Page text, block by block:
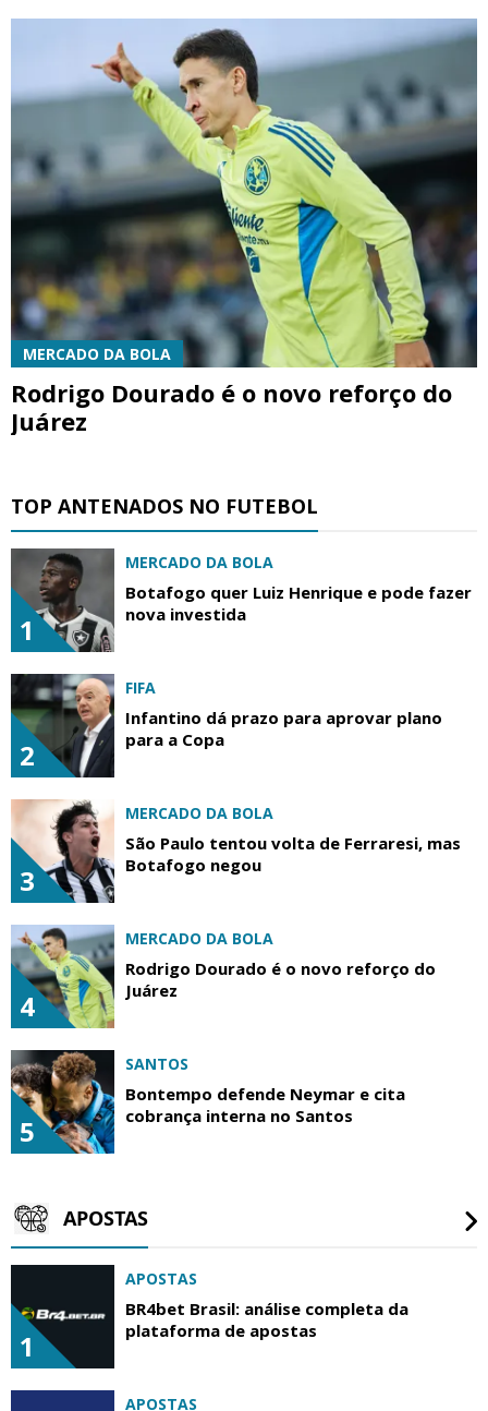
MERCADO DA BOLA
Rodrigo Dourado é o novo reforço do
Juárez
TOP ANTENADOS NO FUTEBOL
1
MERCADO DA BOLA
Botafogo quer Luiz Henrique e pode fazer
nova investida
2
FIFA
Infantino dá prazo para aprovar plano
para a Copa
3
MERCADO DA BOLA
São Paulo tentou volta de Ferraresi, mas
Botafogo negou
4
MERCADO DA BOLA
Rodrigo Dourado é o novo reforço do
Juárez
5
SANTOS
Bontempo defende Neymar e cita
cobrança interna no Santos
APOSTAS
1
APOSTAS
BR4bet Brasil: análise completa da
plataforma de apostas
APOSTAS